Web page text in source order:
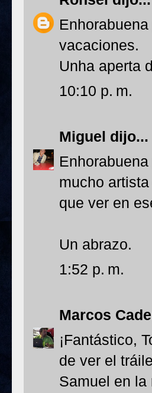
vacaciones.
Unha aperta
10:10 p. m.
Miguel dijo...
mucho
que ver en
Un abrazo.
1:52 p. m.
Marcos
¡Fantástico,
de ver el
Samuel en la